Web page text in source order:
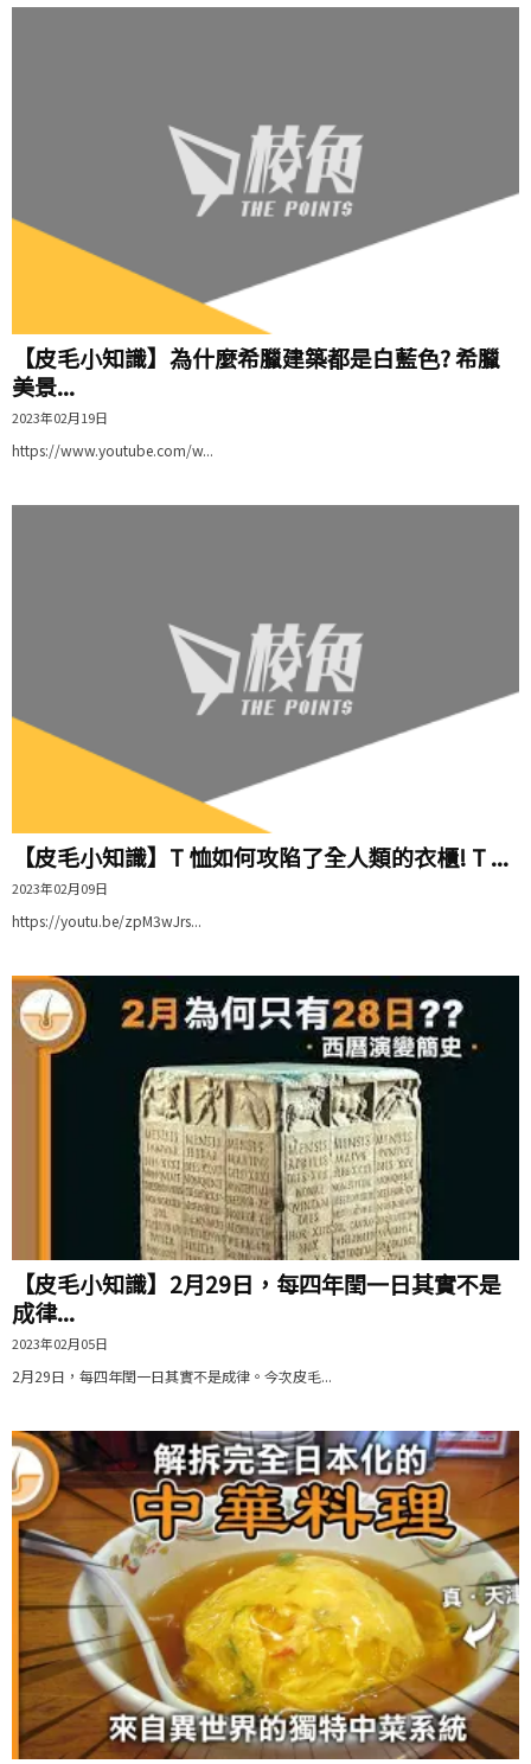
【皮毛小知識】為什麼希臘建築都是白藍色? 希臘
美景...
2023年02月19日
https://www.youtube.com/w...
【皮毛小知識】T 恤如何攻陷了全人類的衣櫃! T ...
2023年02月09日
https://youtu.be/zpM3wJrs...
【皮毛小知識】2月29日，每四年閏一日其實不是
成律...
2023年02月05日
2月29日，每四年閏一日其實不是成律。今次皮毛...